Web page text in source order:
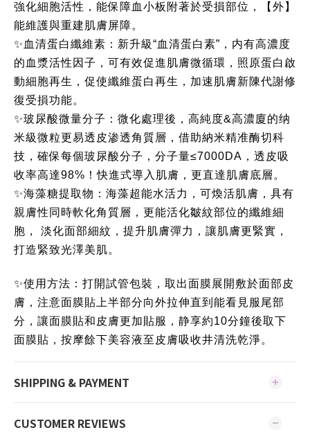
強化細胞活性，能保障血小板附著於受損部位，【外】
能維護與重建肌膚屏障。
✨血清蛋白纖維素：新升級“血清蛋白素”，内有高濃度
的血漿活性因子，可有效促進肌膚微循環，照原蛋白啟
動細胞再生，促使纖維蛋白再生，加速肌膚新陳代謝修
復受損功能。
✨玻尿酸微量分子：微化處理後，高純度&高濃廈的纳
米級微粒更易透皮渗透角質層，借助納米精准酶切科
技，確保每個玻尿酸分子，分子量≤7000DA，透皮吸
收率高達98%！快進式導入肌膚，更直達肌膚底層。
✨海藻糖提取物：海藻超能水活力，可煥活肌膚，具有
親膚性同時軟化角質層，更能活化皺紋部位的纖維細
胞， 淡化面部細紋，提升肌膚彈力，讓肌膚更緊實，
打造緊致光澤美肌。
✨使用方法：打開試管包裝，取出面膜展開敷於面部皮
膚，注意面膜貼上半部分向外拉伸直到能看見服尾部
分，讓面膜貼和皮膚更加貼服，静享約10分鐘後取下
面膜貼，按摩餘下美容液至皮膚吸收井清洗乾淨。
SHIPPING & PAYMENT
CUSTOMER REVIEWS